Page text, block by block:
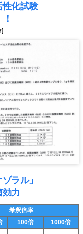
性化試験
]
ラル」
効力
希釈倍率
100倍
1000倍